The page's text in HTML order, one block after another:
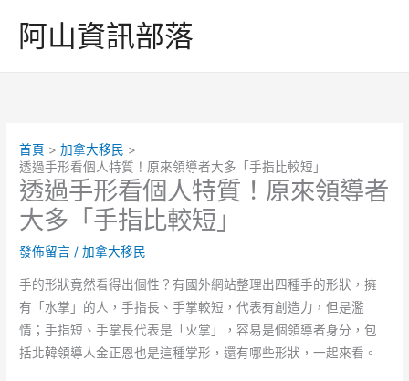
阿山資訊部落
首頁
加拿大移民
透過手形看個人特質！原來領導者大多「手指比較短」
透過手形看個人特質！原來領導者
大多「手指比較短」
發佈留言 /加拿大移民
手的形狀竟然看得出個性？有國外網站整理出四種手的形狀，擁
有「水掌」的人，手指長、手掌較短，代表有創造力，但是濫
情；手指短、手掌長代表是「火掌」，容易是個領導者身分，包
括北韓領導人金正恩也是這種掌形，還有哪些形狀，一起來看。